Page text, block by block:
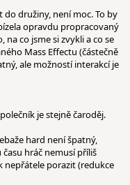
družiny, není moc. To by
opravdu propracovaný
co jsme si zvykli a co se
Mass Effectu (částečně
ale možností interakcí je
je stejně čaroděj.
hard není špatný,
hráč nemusí příliš
nepřátele porazit (redukce